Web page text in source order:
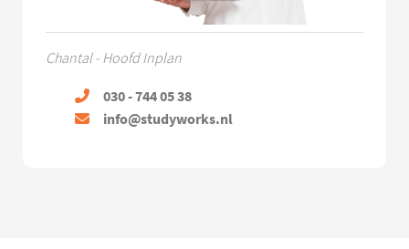
Chantal - Hoofd Inplan
030 - 744 05 38
info@studyworks.nl